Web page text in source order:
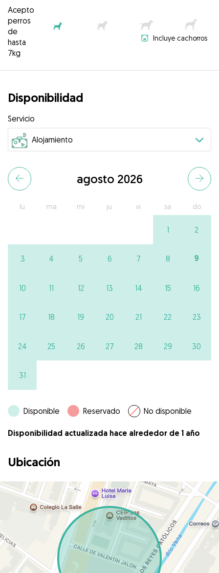
Acepto
perros
de
hasta
7kg
Incluye cachorros
Disponibilidad
Servicio
agosto 2026
lu ma mi ju vi sa do
1 2
3 4 5 6 7 8 9
10 11 12 13 14 15 16
17 18 19 20 21 22 23
24 25 26 27 28 29 30
31
Disponible Reservado No disponible
Disponibilidad actualizada hace alrededor de 1 año
Ubicación